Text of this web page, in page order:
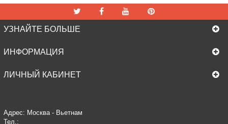
УЗНАЙТЕ БОЛЬШЕ
ИНФОРМАЦИЯ
ЛИЧНЫЙ КАБИНЕТ
Адрес: Москва - Вьетнам
Тел.: